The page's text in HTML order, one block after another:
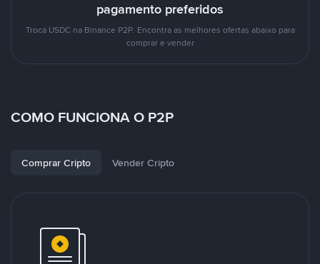
pagamento preferidos
Troca USDC na Binance P2P. Encontra as melhores ofertas abaixo para
comprar e vender
COMO FUNCIONA O P2P
Comprar Cripto Vender Cripto